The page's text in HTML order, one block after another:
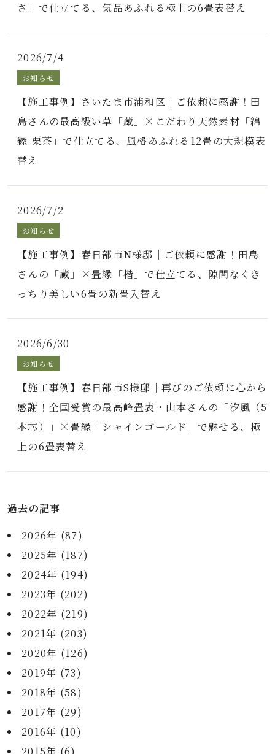
さ」で仕立てる、気品あふれる極上の6畳表替え
2026/7/4
お知らせ
【施工事例】さいたま市浦和区｜ご依頼に感謝！田
島さんの最高級い草「蔵」×こだわり天然素材「綿
縁 栗茶」で仕立てる、風格あふれる12畳の大規模表
替え
2026/7/2
お知らせ
【施工事例】春日部市N様邸｜ご依頼に感謝！田島
さんの「蔵」×畳縁「楷」で仕立てる、隙間なくき
っちり美しい6畳の新畳入替え
2026/6/30
お知らせ
【施工事例】春日部市S様邸｜再びのご依頼に心から
感謝！全国受賞の最高峰畳表・山本さんの「汐風（5
本芯）」×畳縁「シャインゴールド」で魅せる、極
上の6畳表替え
過去の記事
2026年 (87)
2025年 (187)
2024年 (194)
2023年 (202)
2022年 (219)
2021年 (203)
2020年 (126)
2019年 (73)
2018年 (58)
2017年 (29)
2016年 (10)